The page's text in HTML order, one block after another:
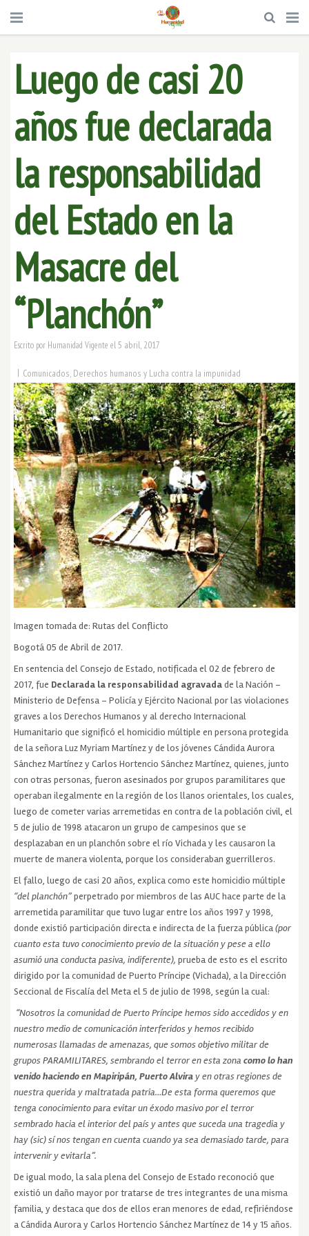
Luego de casi 20
años fue declarada
la responsabilidad
del Estado en la
Masacre del
“Planchón”
Escrito por Humanidad Vigente el 5 abril, 2017
| Comunicados, Derechos humanos y Lucha contra la impunidad
Imagen tomada de: Rutas del Conflicto
Bogotá 05 de Abril de 2017.
En sentencia del Consejo de Estado, notificada el 02 de febrero de
2017, fue Declarada la responsabilidad agravadade la Nación –
Ministerio de Defensa – Policía y Ejército Nacional por las violaciones
graves a los Derechos Humanos y al derecho Internacional
Humanitario que significó el homicidio múltiple en persona protegida
de la señora Luz Myriam Martínez y de los jóvenes Cándida Aurora
Sánchez Martínez y Carlos Hortencio Sánchez Martínez, quienes, junto
con otras personas, fueron asesinados por grupos paramilitares que
operaban ilegalmente en la región de los llanos orientales, los cuales,
luego de cometer varias arremetidas en contra de la población civil, el
5 de julio de 1998 atacaron un grupo de campesinos que se
desplazaban en un planchón sobre el río Vichada y les causaron la
muerte de manera violenta, porque los consideraban guerrilleros.
El fallo, luego de casi 20 años, explica como este homicidio múltiple
“del planchón”perpetrado por miembros de las AUC hace parte de la
arremetida paramilitar que tuvo lugar entre los años 1997 y 1998,
donde existió participación directa e indirecta de la fuerza pública(por
cuanto esta tuvo conocimiento previo de la situación y pese a ello
asumió una conducta pasiva, indiferente),prueba de esto es el escrito
dirigido por la comunidad de Puerto Príncipe (Vichada), a la Dirección
Seccional de Fiscalía del Meta el 5 de julio de 1998, según la cual:
“Nosotros la comunidad de Puerto Príncipe hemos sido accedidos y en
nuestro medio de comunicación interferidos y hemos recibido
numerosas llamadas de amenazas, que somos objetivo militar de
grupos PARAMILITARES, sembrando el terror en esta zonacomo lo han
venido haciendo en Mapiripán, Puerto Alviray en otras regiones de
nuestra querida y maltratada patria…De esta forma queremos que
tenga conocimiento para evitar un éxodo masivo por el terror
sembrado hacia el interior del país y antes que suceda una tragedia y
hay (sic) sí nos tengan en cuenta cuando ya sea demasiado tarde, para
intervenir y evitarla”.
De igual modo, la sala plena del Consejo de Estado reconoció que
existió un daño mayor por tratarse de tres integrantes de una misma
familia, y destaca que dos de ellos eran menores de edad, refiriéndose
a Cándida Aurora y Carlos Hortencio Sánchez Martínez de 14 y 15 años.